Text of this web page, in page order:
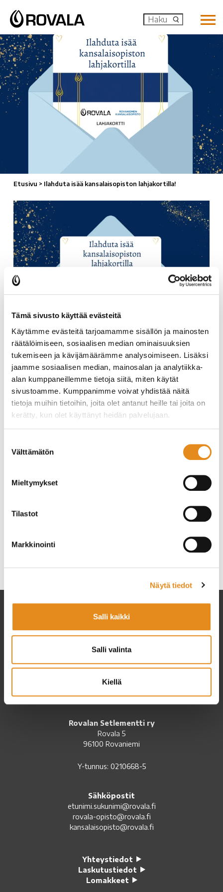
Tämä sivusto käyttää evästeitä
Käytämme evästeitä tarjoamamme sisällön ja mainosten
räätälöimiseen, sosiaalisen median ominaisuuksien
tukemiseen ja kävijämäärämme analysoimiseen. Lisäksi
jaamme sosiaalisen median, mainosalan ja analytiikka-
alan kumppaneillemme tietoja siitä, miten käytät
sivustoamme. Kumppanimme voivat yhdistää näitä
tietoja muihin tietoihin, joita olet antanut heille tai joita on
kerätty, kun olet käyttänyt heidän palvelujaan.
valinta
Välttämätön
Mieltymykset
Tilastot
Markkinointi
Näytä tiedot
Salli kaikki
Salli valinta
Kiellä
Etusivu > Ilahduta isää kansalaisopiston lahjakortilla!
Isänpäivä lähestyy!
kurssimaksuihin ja ovat voimassa vuoden ostopäivästä.
Lahjakortteja on saatavilla 20 euron, 30 euron ja 50 euron
Setlementtiliiton jäsen
Rovalan Setlementti ry
Rovala 5
96100 Rovaniemi
Y-tunnus: 0210668-5
Sähköpostit
etunimi.sukunimi@rovala.fi
rovala-opisto@rovala.fi
kansalaisopisto@rovala.fi
Yhteystiedot
Laskutustiedot
Lomakkeet